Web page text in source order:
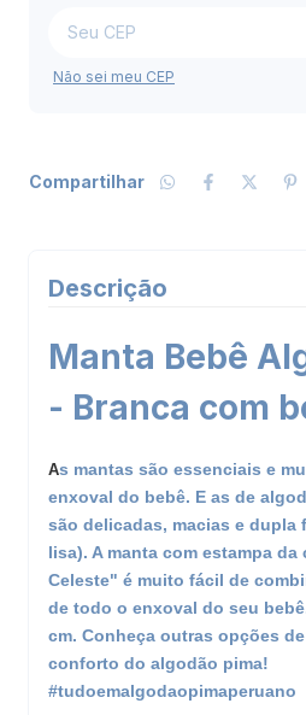
Não sei meu CEP
Compartilhar
Descrição
Manta Bebê
- Branca com
As mantas são essenciais e
enxoval do bebê. E as de
são delicadas, macias e dupla
lisa). A manta com estampa
Celeste" é muito fácil de
de todo o enxoval do seu
cm. Conheça outras opções de
conforto do algodão pima!
#tudoemalgodaopimaperuano